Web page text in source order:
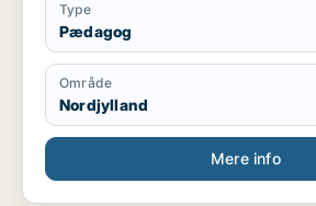
Type
Pædagog
Område
Nordjylland
Mere info